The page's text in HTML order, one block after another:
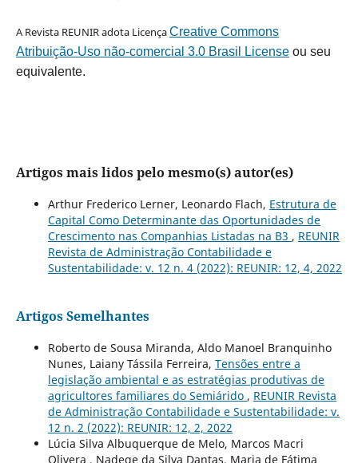
A Revista REUNIR adota LicençaCreative Commons
Atribuição-Uso não-comercial 3.0 Brasil Licenseou seu
equivalente.
Artigos mais lidos pelo mesmo(s) autor(es)
Arthur Frederico Lerner, Leonardo Flach, Estrutura de
Capital Como Determinante das Oportunidades de
Crescimento nas Companhias Listadas na B3 , REUNIR
Revista de Administração Contabilidade e
Sustentabilidade: v. 12 n. 4 (2022): REUNIR: 12, 4, 2022
Artigos Semelhantes
Roberto de Sousa Miranda, Aldo Manoel Branquinho
Nunes, Laiany Tássila Ferreira, Tensões entre a
legislação ambiental e as estratégias produtivas de
agricultores familiares do Semiárido , REUNIR Revista
de Administração Contabilidade e Sustentabilidade: v.
12 n. 2 (2022): REUNIR: 12, 2, 2022
Lúcia Silva Albuquerque de Melo, Marcos Macri
Olivera , Nadege da Silva Dantas, Maria de Fátima